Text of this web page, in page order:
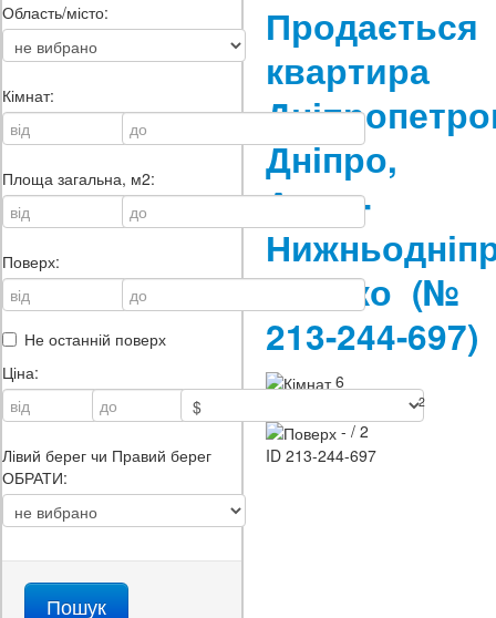
Область/місто:
Кімнат:
Площа загальна, м2:
Поверх:
Не останній поверх
Ціна:
Лівий берег чи Правий берег
ОБРАТИ:
Продається
квартира
Дніпро,
Амур-
Клочко (№
213-244-697)
6
206 / - / - м2
- / 2
ID 213-244-697